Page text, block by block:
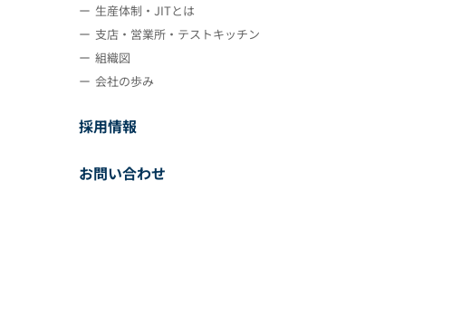
生産体制・JITとは
支店・営業所・テストキッチン
組織図
会社の歩み
採用情報
お問い合わせ